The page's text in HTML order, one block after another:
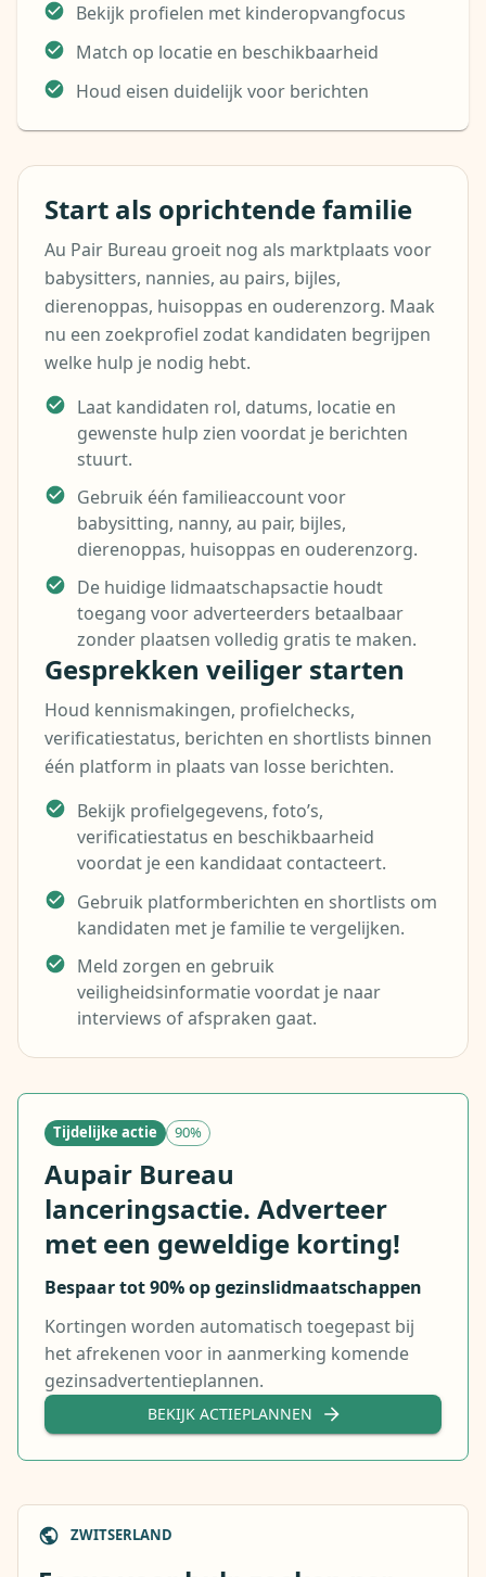
Bekijk profielen met kinderopvangfocus
Match op locatie en beschikbaarheid
Houd eisen duidelijk voor berichten
Start als oprichtende familie
Au Pair Bureau groeit nog als marktplaats voor
babysitters, nannies, au pairs, bijles,
dierenoppas, huisoppas en ouderenzorg. Maak
nu een zoekprofiel zodat kandidaten begrijpen
welke hulp je nodig hebt.
Laat kandidaten rol, datums, locatie en
gewenste hulp zien voordat je berichten
stuurt.
Gebruik één familieaccount voor
babysitting, nanny, au pair, bijles,
dierenoppas, huisoppas en ouderenzorg.
De huidige lidmaatschapsactie houdt
toegang voor adverteerders betaalbaar
zonder plaatsen volledig gratis te maken.
Gesprekken veiliger starten
Houd kennismakingen, profielchecks,
verificatiestatus, berichten en shortlists binnen
één platform in plaats van losse berichten.
Bekijk profielgegevens, foto’s,
verificatiestatus en beschikbaarheid
voordat je een kandidaat contacteert.
Gebruik platformberichten en shortlists om
kandidaten met je familie te vergelijken.
Meld zorgen en gebruik
veiligheidsinformatie voordat je naar
interviews of afspraken gaat.
Tijdelijke actie 90%
Aupair Bureau
lanceringsactie. Adverteer
met een geweldige korting!
Bespaar tot 90% op gezinslidmaatschappen
Kortingen worden automatisch toegepast bij
het afrekenen voor in aanmerking komende
gezinsadvertentieplannen.
BEKIJK ACTIEPLANNEN
ZWITSERLAND